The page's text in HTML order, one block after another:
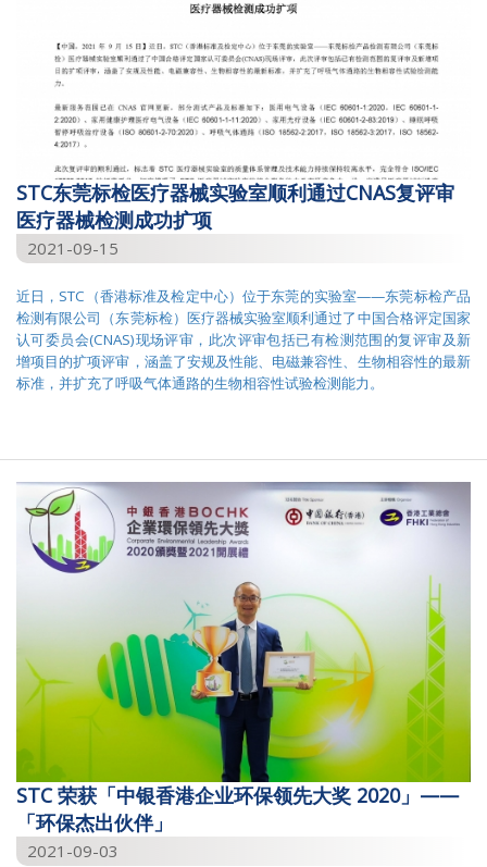
STC东莞标检医疗器械实验室顺利通过CNAS复评审
医疗器械检测成功扩项
2021-09-15
近日，STC（香港标准及检定中心）位于东莞的实验室——东莞标检产品
检测有限公司（东莞标检）医疗器械实验室顺利通过了中国合格评定国家
认可委员会(CNAS)现场评审，此次评审包括已有检测范围的复评审及新
增项目的扩项评审，涵盖了安规及性能、电磁兼容性、生物相容性的最新
标准，并扩充了呼吸气体通路的生物相容性试验检测能力。
STC 荣获「中银香港企业环保领先大奖 2020」——
「环保杰出伙伴」
2021-09-03